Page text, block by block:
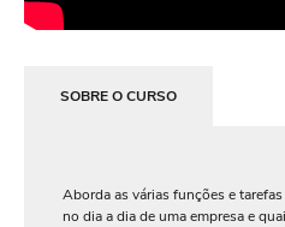
SOBRE O CURSO
Aborda as várias funções e
no dia a dia de uma empresa e